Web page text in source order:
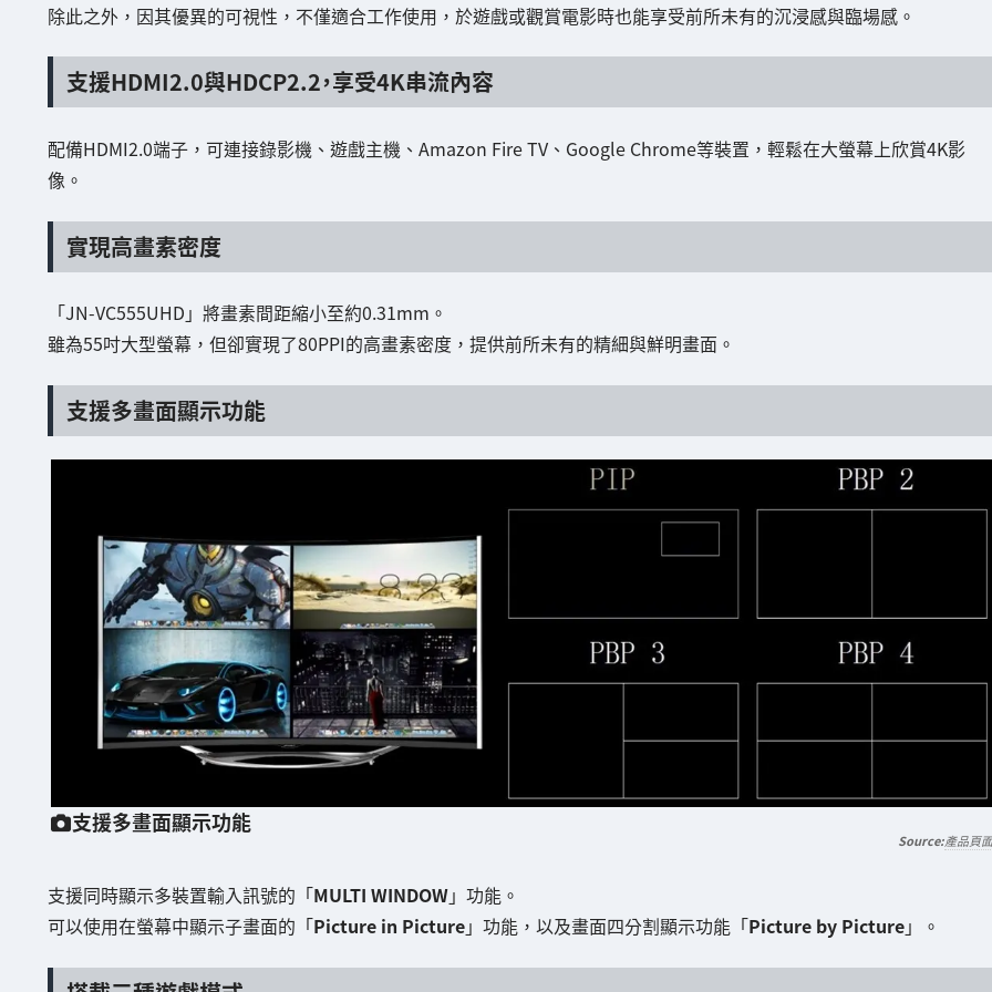
除此之外，因其優異的可視性，不僅適合工作使用，於遊戲或觀賞電影時也能享受前所未有的沉浸感與臨場感。
支援HDMI2.0與HDCP2.2，享受4K串流內容
配備HDMI2.0端子，可連接錄影機、遊戲主機、Amazon Fire TV、Google Chrome等裝置，輕鬆在大螢幕上欣賞4K影
像。
實現高畫素密度
「JN-VC555UHD」將畫素間距縮小至約0.31mm。
雖為55吋大型螢幕，但卻實現了80PPI的高畫素密度，提供前所未有的精細與鮮明畫面。
支援多畫面顯示功能
支援多畫面顯示功能
產品頁面
支援同時顯示多裝置輸入訊號的「MULTI WINDOW」功能。
可以使用在螢幕中顯示子畫面的「Picture in Picture」功能，以及畫面四分割顯示功能「Picture by Picture」。